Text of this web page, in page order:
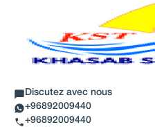
Discutez avec nous
+96892009440
+96892009440